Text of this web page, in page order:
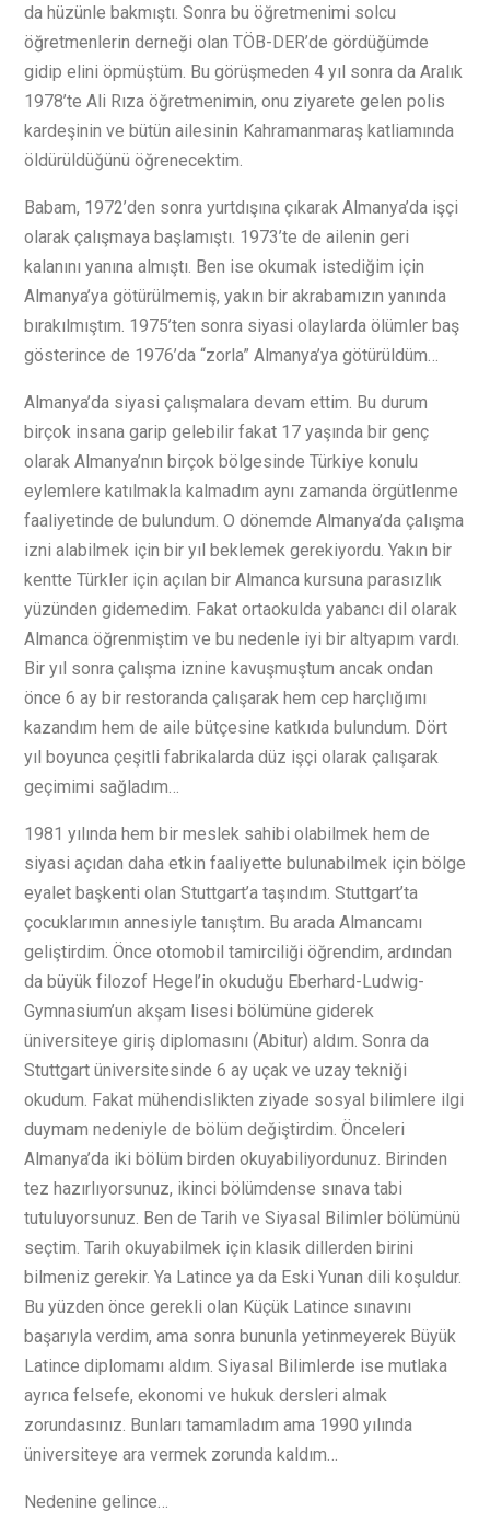
da hüzünle bakmıştı. Sonra bu öğretmenimi solcu
öğretmenlerin derneği olan TÖB-DER’de gördüğümde
gidip elini öpmüştüm. Bu görüşmeden 4 yıl sonra da Aralık
1978’te Ali Rıza öğretmenimin, onu ziyarete gelen polis
kardeşinin ve bütün ailesinin Kahramanmaraş katliamında
öldürüldüğünü öğrenecektim.
Babam, 1972’den sonra yurtdışına çıkarak Almanya’da işçi
olarak çalışmaya başlamıştı. 1973’te de ailenin geri
kalanını yanına almıştı. Ben ise okumak istediğim için
Almanya’ya götürülmemiş, yakın bir akrabamızın yanında
bırakılmıştım. 1975’ten sonra siyasi olaylarda ölümler baş
gösterince de 1976’da “zorla” Almanya’ya götürüldüm…
Almanya’da siyasi çalışmalara devam ettim. Bu durum
birçok insana garip gelebilir fakat 17 yaşında bir genç
olarak Almanya’nın birçok bölgesinde Türkiye konulu
eylemlere katılmakla kalmadım aynı zamanda örgütlenme
faaliyetinde de bulundum. O dönemde Almanya’da çalışma
izni alabilmek için bir yıl beklemek gerekiyordu. Yakın bir
kentte Türkler için açılan bir Almanca kursuna parasızlık
yüzünden gidemedim. Fakat ortaokulda yabancı dil olarak
Almanca öğrenmiştim ve bu nedenle iyi bir altyapım vardı.
Bir yıl sonra çalışma iznine kavuşmuştum ancak ondan
önce 6 ay bir restoranda çalışarak hem cep harçlığımı
kazandım hem de aile bütçesine katkıda bulundum. Dört
yıl boyunca çeşitli fabrikalarda düz işçi olarak çalışarak
geçimimi sağladım…
1981 yılında hem bir meslek sahibi olabilmek hem de
siyasi açıdan daha etkin faaliyette bulunabilmek için bölge
eyalet başkenti olan Stuttgart’a taşındım. Stuttgart’ta
çocuklarımın annesiyle tanıştım. Bu arada Almancamı
geliştirdim. Önce otomobil tamirciliği öğrendim, ardından
da büyük filozof Hegel’in okuduğu Eberhard-Ludwig-
Gymnasium’un akşam lisesi bölümüne giderek
üniversiteye giriş diplomasını (Abitur) aldım. Sonra da
Stuttgart üniversitesinde 6 ay uçak ve uzay tekniği
okudum. Fakat mühendislikten ziyade sosyal bilimlere ilgi
duymam nedeniyle de bölüm değiştirdim. Önceleri
Almanya’da iki bölüm birden okuyabiliyordunuz. Birinden
tez hazırlıyorsunuz, ikinci bölümdense sınava tabi
tutuluyorsunuz. Ben de Tarih ve Siyasal Bilimler bölümünü
seçtim. Tarih okuyabilmek için klasik dillerden birini
bilmeniz gerekir. Ya Latince ya da Eski Yunan dili koşuldur.
Bu yüzden önce gerekli olan Küçük Latince sınavını
başarıyla verdim, ama sonra bununla yetinmeyerek Büyük
Latince diplomamı aldım. Siyasal Bilimlerde ise mutlaka
ayrıca felsefe, ekonomi ve hukuk dersleri almak
zorundasınız. Bunları tamamladım ama 1990 yılında
üniversiteye ara vermek zorunda kaldım…
Nedenine gelince…